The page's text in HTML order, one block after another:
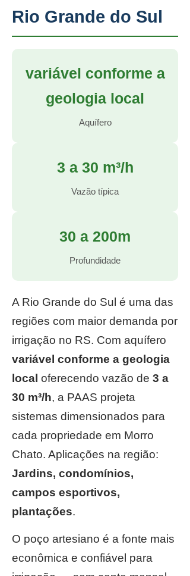
Rio Grande do Sul
variável conforme a
geologia local
Aquífero
3 a 30 m³/h
Vazão típica
30 a 200m
Profundidade
A Rio Grande do Sul é uma das
regiões com maior demanda por
irrigação no RS. Com aquífero
variável conforme a geologia
local oferecendo vazão de 3 a
30 m³/h, a PAAS projeta
sistemas dimensionados para
cada propriedade em Morro
Chato. Aplicações na região:
Jardins, condomínios,
campos esportivos,
plantações.
O poço artesiano é a fonte mais
econômica e confiável para